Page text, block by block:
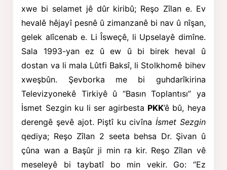
xwe bi selamet jê dûr kiribû; Reşo Zîlan e. Ev
hevalê hêjayî pesnê û zimanzanê bi nav û nîşan,
gelek alîcenab e. Li Îsweçê, li Upselayê dimîne.
Sala 1993-yan ez û ew û bi birek heval û
dostan va li mala Lûtfi Baksî, li Stolkhomê bihev
xweşbûn. Şevborka me bi guhdarîkirina
Televizyonekê Tirkiyê û “Basın Toplantısı” ya
İsmet Sezgin ku li ser agirbesta PKK’ê bû, heya
derengê şevê ajot. Piştî ku civînaİsmet Sezgin
qediya; Reşo Zîlan 2 seeta behsa Dr. Şivan û
çûna wan a Başûr ji min ra kir. Reşo Zîlan vê
meseleyê bi taybatî bo min vekir. Go: “Ez